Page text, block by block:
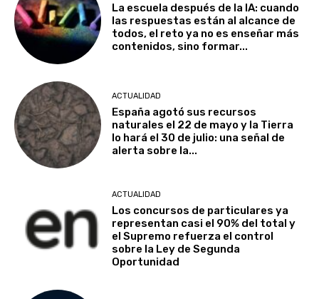
La escuela después de la IA: cuando
las respuestas están al alcance de
todos, el reto ya no es enseñar más
contenidos, sino formar...
ACTUALIDAD
España agotó sus recursos
naturales el 22 de mayo y la Tierra
lo hará el 30 de julio: una señal de
alerta sobre la...
ACTUALIDAD
Los concursos de particulares ya
representan casi el 90% del total y
el Supremo refuerza el control
sobre la Ley de Segunda
Oportunidad